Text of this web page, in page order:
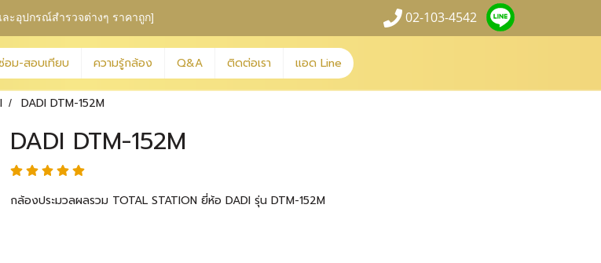
ละอุปกรณ์สำรวจต่างๆ ราคาถูก] 02-103-4542
อม-สอบเทียบ ความรู้กล้อง Q&A ติดต่อเรา แอด Line
DADI DTM-152M
DADI DTM-152M
กล้องประมวลผลรวม TOTAL STATION ยี่ห้อ DADI รุ่น DTM-152M